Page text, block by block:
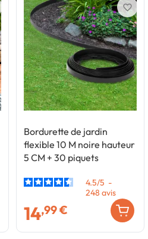
Bordurette de jardin
flexible 10 M noire hauteur
5 CM + 30 piquets
4.5/5 -
248 avis
14,99 €
favorite_border